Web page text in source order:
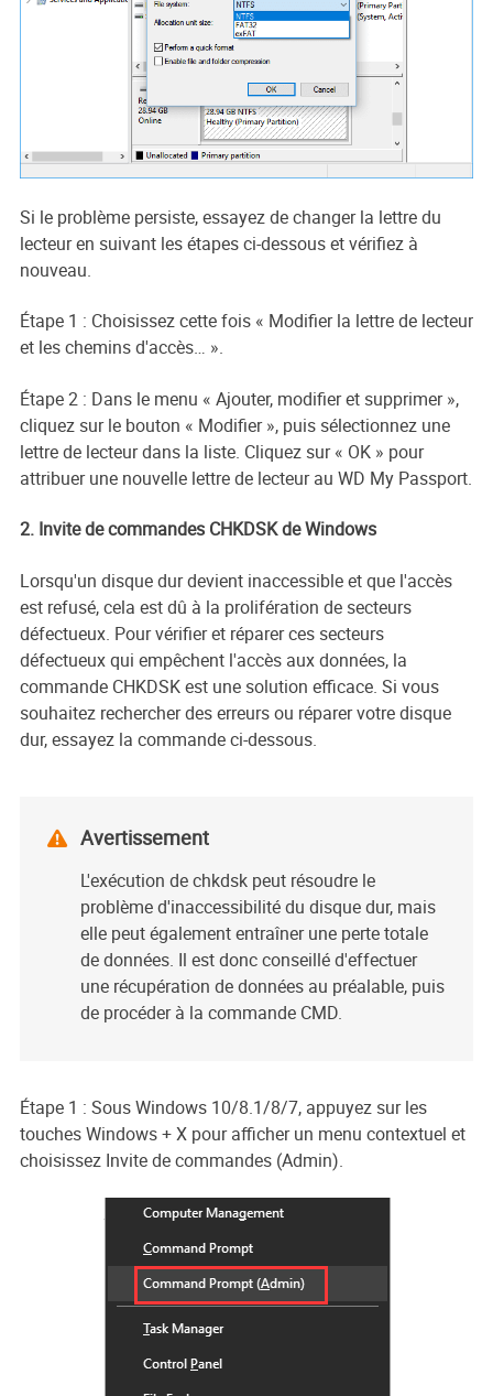
Si le problème persiste, essayez de changer la lettre du
lecteur en suivant les étapes ci-dessous et vérifiez à
nouveau.
Étape 1 : Choisissez cette fois « Modifier la lettre de lecteur
et les chemins d'accès… ».
Étape 2 : Dans le menu « Ajouter, modifier et supprimer »,
cliquez sur le bouton « Modifier », puis sélectionnez une
lettre de lecteur dans la liste. Cliquez sur « OK » pour
attribuer une nouvelle lettre de lecteur au WD My Passport.
2. Invite de commandes CHKDSK de Windows
Lorsqu'un disque dur devient inaccessible et que l'accès
est refusé, cela est dû à la prolifération de secteurs
défectueux. Pour vérifier et réparer ces secteurs
défectueux qui empêchent l'accès aux données, la
commande CHKDSK est une solution efficace. Si vous
souhaitez rechercher des erreurs ou réparer votre disque
dur, essayez la commande ci-dessous.
 Avertissement
L'exécution de chkdsk peut résoudre le
problème d'inaccessibilité du disque dur, mais
elle peut également entraîner une perte totale
de données. Il est donc conseillé d'effectuer
une récupération de données au préalable, puis
de procéder à la commande CMD.
Étape 1 : Sous Windows 10/8.1/8/7, appuyez sur les
touches Windows + X pour afficher un menu contextuel et
choisissez Invite de commandes (Admin).